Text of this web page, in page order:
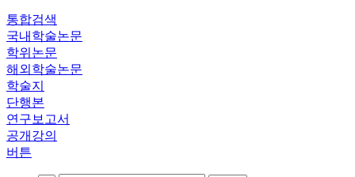
통합검색
국내학술논문
학위논문
해외학술논문
학술지
단행본
연구보고서
공개강의
버튼